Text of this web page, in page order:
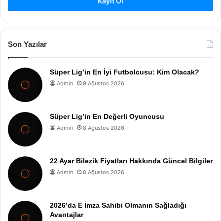
Son Yazılar
Süper Lig’in En İyi Futbolcusu: Kim Olacak?
Admin 9 Ağustos 2026
Süper Lig’in En Değerli Oyuncusu
Admin 8 Ağustos 2026
22 Ayar Bilezik Fiyatları Hakkında Güncel Bilgiler
Admin 8 Ağustos 2026
2026’da E İmza Sahibi Olmanın Sağladığı
Avantajlar